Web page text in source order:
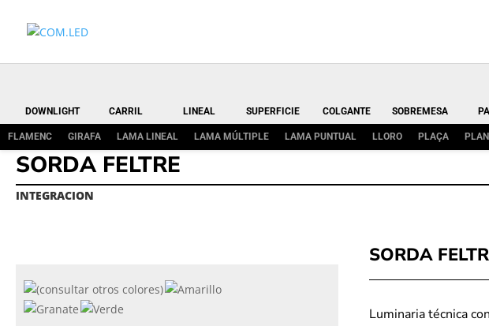
DOWNLIGHT CARRIL LINEAL SUPERFICIE COLGANTE SOBREMESA
FLAMENC GIRAFA LAMA LINEAL LAMA MÚLTIPLE LAMA PUNTUAL LLORO PLAÇA
SORDA FELTRE
INTEGRACION
SORDA
Luminaria técnica